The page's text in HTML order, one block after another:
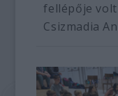
fellépője
Csizmadia